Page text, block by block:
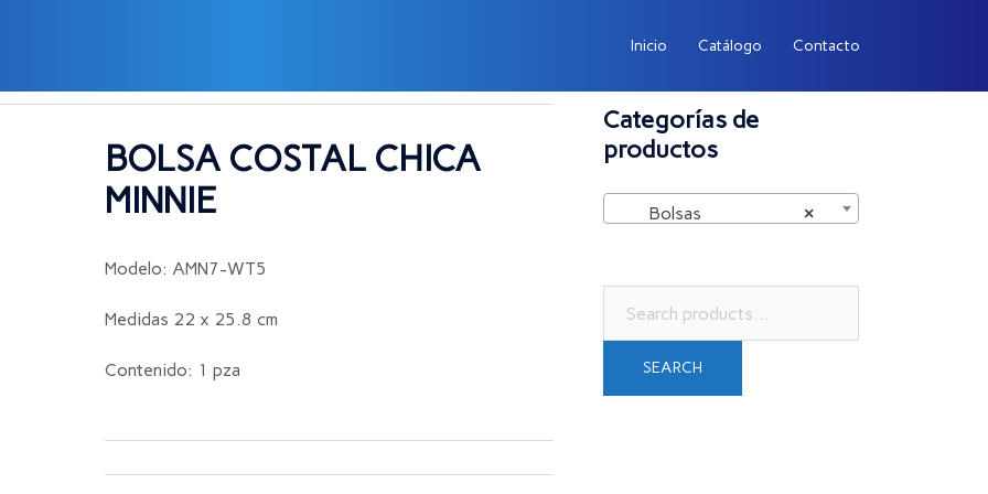
Inicio Catálogo Contacto
BOLSA COSTAL CHICA
MINNIE
Modelo: AMN7-WT5
Medidas 22 x 25.8 cm
Contenido: 1 pza
Categorías de
productos
×
Bolsas
for:
SEARCH